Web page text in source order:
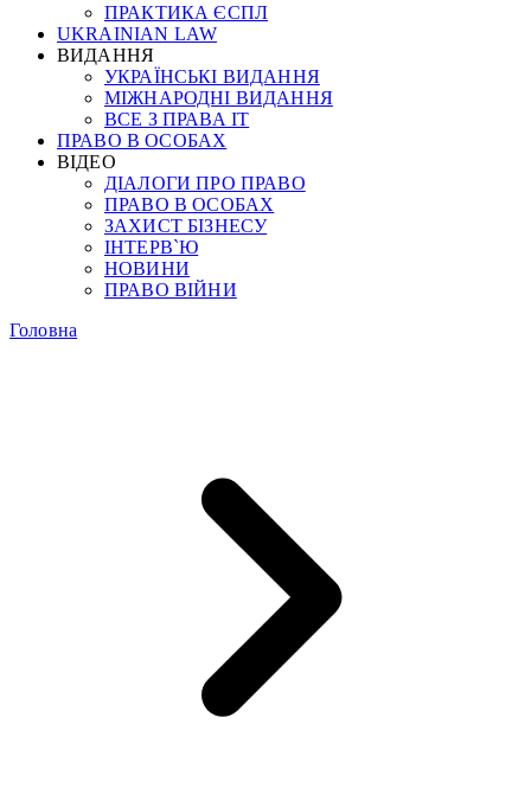
ПРАКТИКА ЄСПЛ
UKRAINIAN LAW
ВИДАННЯ
УКРАЇНСЬКІ ВИДАННЯ
МІЖНАРОДНІ ВИДАННЯ
ВСЕ З ПРАВА ІТ
ПРАВО В ОСОБАХ
ВІДЕО
ДІАЛОГИ ПРО ПРАВО
ПРАВО В ОСОБАХ
ЗАХИСТ БІЗНЕСУ
ІНТЕРВ`Ю
НОВИНИ
ПРАВО ВІЙНИ
Головна